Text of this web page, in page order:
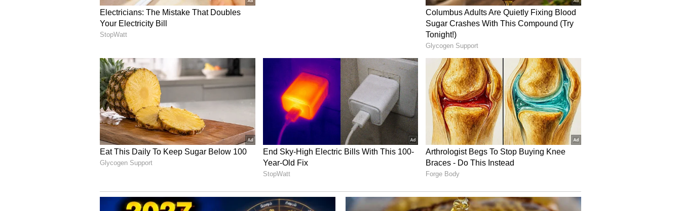
உயிர் பெறும் என்ற அச்சம் கோத்தபய ராஜபக்சேவுக்கு ஏற்பட்டுள்ளது. 2009 ஆம்
ஆண்டில் முடிக்கு வந்த விடுதலைப் புலிகளுக்கு எதிரான இனப் போரின்போது
ராணுவத்துறை அமைச்சராக கோத்தபய ராஜபக்சே இருந்தார்.
இவரைத் தொடர்ந்து பல்வேறு ஊழல் குற்றச்சாட்டுகளுக்கு உள்ளாகி இருக்கும்
இவரது சகோதரரும், முன்னாள் நிதியமைச்சருமான பசில் ராஜபக்சேவும் துபாய்
வழியாக அமெரிக்காவுக்கு செவ்வாய் கிழமை காலை முயற்சித்தார். அப்போது
விமான நிலையத்தில் இவரை அடையாளம் கண்டுகொண்ட மக்கள் போராட்டம்
நடத்தினர். தப்பிக்க அனுமதிக்கக் கூடாது என்று போராட்டம் நடத்தினர்.
இதையடுத்து, பசில் ராஜபக்சேவுக்கும் குடியேற்ற அதிகாரிகள் அனுமதி
மறுத்தனர். பசில் ராஜபக்சே அமெரிக்க குடியுரிமையும் பெற்று இருக்கிறார்.
சுற்றுலா தலமாக மாறிய அதிபர் மாளிகை! விளையாடி மகிழும்
கோத்தபய சகோதரர்கள் இருவரும் இலங்கையை விட்டு தப்பிச் செல்வதை